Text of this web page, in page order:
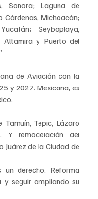
Sonora; Laguna de
Cárdenas, Michoacán;
Seybaplaya,
Altamira y Puerto del
de Aviación con la
y 2027. Mexicana, es
Tamuín, Tepic, Lázaro
Y remodelación del
Juárez de la Ciudad de
derecho. Reforma
seguir ampliando su